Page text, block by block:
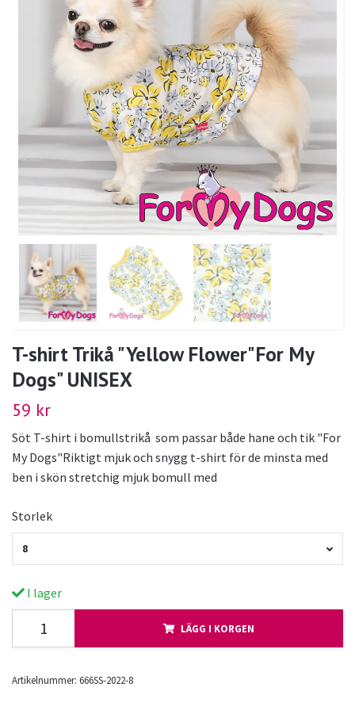
T-shirt Trikå "Yellow Flower"For My
Dogs" UNISEX
59 kr
Söt T-shirt i bomullstrikå som passar både hane och tik "For
My Dogs"Riktigt mjuk och snygg t-shirt för de minsta med
ben i skön stretchig mjuk bomull med
Storlek
8
I lager
LÄGG I KORGEN
Artikelnummer: 666SS-2022-8